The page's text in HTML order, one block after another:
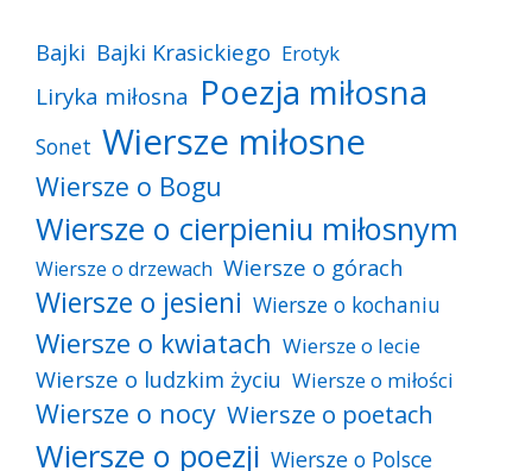
Bajki Bajki Krasickiego Erotyk
Liryka miłosna Poezja miłosna
Sonet Wiersze miłosne
Wiersze o Bogu
Wiersze o cierpieniu miłosnym
Wiersze o drzewach Wiersze o górach
Wiersze o jesieni Wiersze o kochaniu
Wiersze o kwiatach Wiersze o lecie
Wiersze o ludzkim życiu Wiersze o miłości
Wiersze o nocy Wiersze o poetach
Wiersze o poezji Wiersze o Polsce